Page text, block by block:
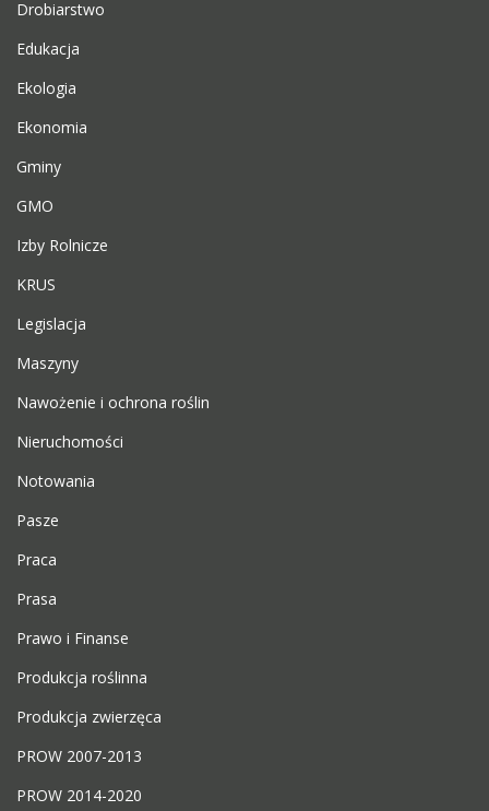
Drobiarstwo
Edukacja
Ekologia
Ekonomia
Gminy
GMO
Izby Rolnicze
KRUS
Legislacja
Maszyny
Nawożenie i ochrona roślin
Nieruchomości
Notowania
Pasze
Praca
Prasa
Prawo i Finanse
Produkcja roślinna
Produkcja zwierzęca
PROW 2007-2013
PROW 2014-2020